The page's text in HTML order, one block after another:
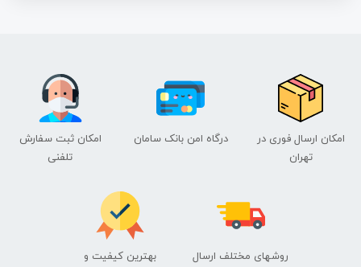
امکان ارسال فوری در
تهران
درگاه امن بانک سامان
امکان ثبت سفارش
تلفنی
روشهای مختلف ارسال
بهترین کیفیت و